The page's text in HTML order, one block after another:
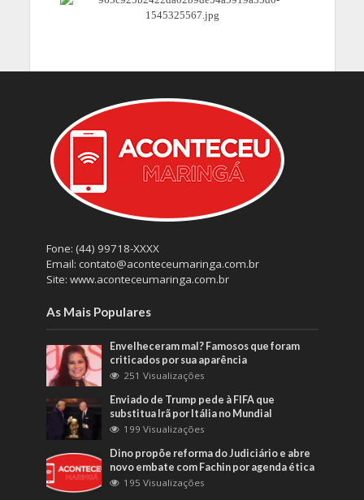
Fone: (44) 99718-XXXX
Email: contato@aconteceumaringa.com.br
Site: www.aconteceumaringa.com.br
As Mais Populares
Envelheceram mal? Famosos que foram
criticados por sua aparência
251 Visualizações
Enviado de Trump pede à FIFA que
substitua Irã por Itália no Mundial
199 Visualizações
Dino propõe reforma do Judiciário e abre
novo embate com Fachin por agenda ética
195 Visualizações